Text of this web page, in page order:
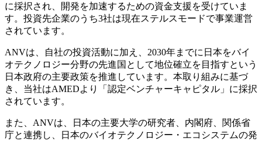
に採択され、開発を加速するための資金支援を受けていま
す。投資先企業のうち3社は現在ステルスモードで事業運営
されています。
ANVは、自社の投資活動に加え、2030年までに日本をバイ
オテクノロジー分野の先進国として地位確立を目指すという
日本政府の主要政策を推進しています。本取り組みに基づ
き、当社はAMEDより「認定ベンチャーキャピタル」に採択
されています。
また、ANVは、日本の主要大学の研究者、内閣府、関係省
庁と連携し、日本のバイオテクノロジー・エコシステムの発